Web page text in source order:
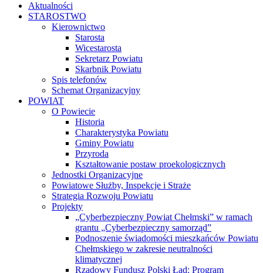
Aktualności
STAROSTWO
Kierownictwo
Starosta
Wicestarosta
Sekretarz Powiatu
Skarbnik Powiatu
Spis telefonów
Schemat Organizacyjny
POWIAT
O Powiecie
Historia
Charakterystyka Powiatu
Gminy Powiatu
Przyroda
Kształtowanie postaw proekologicznych
Jednostki Organizacyjne
Powiatowe Służby, Inspekcje i Straże
Strategia Rozwoju Powiatu
Projekty
„Cyberbezpieczny Powiat Chełmski” w ramach
grantu „Cyberbezpieczny samorząd”
Podnoszenie świadomości mieszkańców Powiatu
Chełmskiego w zakresie neutralności
klimatycznej
Rządowy Fundusz Polski Ład: Program